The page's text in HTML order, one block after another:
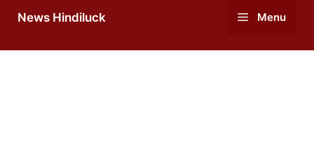
News Hindiluck Menu